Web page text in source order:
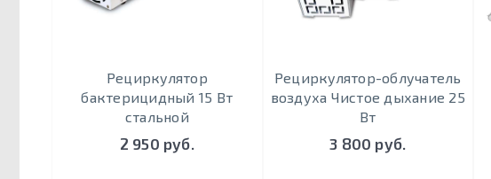
Рециркулятор
бактерицидный 15 Вт
стальной
2 950 руб.
Рециркулятор-облучатель
воздуха Чистое дыхание 25
Вт
3 800 руб.